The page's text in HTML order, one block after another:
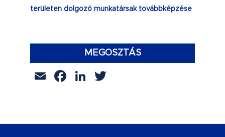
területen dolgozó munkatársak továbbképzése
MEGOSZTÁS
EmailFacebook
LinkedIn